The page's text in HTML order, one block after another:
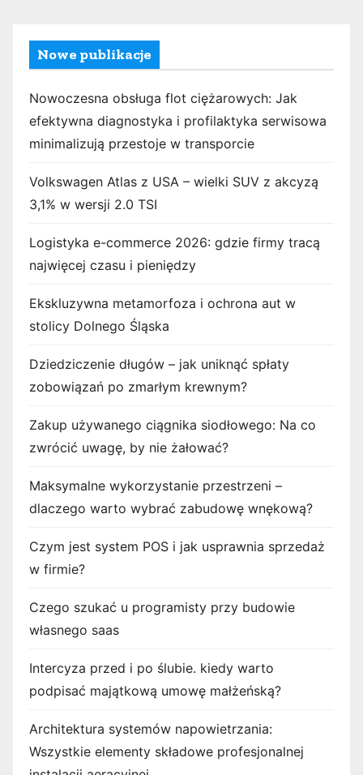
Nowe publikacje
Nowoczesna obsługa flot ciężarowych: Jak
efektywna diagnostyka i profilaktyka serwisowa
minimalizują przestoje w transporcie
Volkswagen Atlas z USA – wielki SUV z akcyzą
3,1% w wersji 2.0 TSI
Logistyka e-commerce 2026: gdzie firmy tracą
najwięcej czasu i pieniędzy
Ekskluzywna metamorfoza i ochrona aut w
stolicy Dolnego Śląska
Dziedziczenie długów – jak uniknąć spłaty
zobowiązań po zmarłym krewnym?
Zakup używanego ciągnika siodłowego: Na co
zwrócić uwagę, by nie żałować?
Maksymalne wykorzystanie przestrzeni –
dlaczego warto wybrać zabudowę wnękową?
Czym jest system POS i jak usprawnia sprzedaż
w firmie?
Czego szukać u programisty przy budowie
własnego saas
Intercyza przed i po ślubie. kiedy warto
podpisać majątkową umowę małżeńską?
Architektura systemów napowietrzania:
Wszystkie elementy składowe profesjonalnej